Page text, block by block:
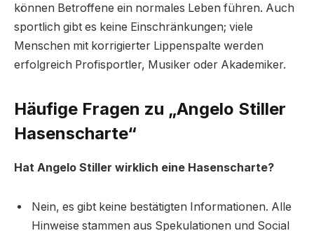
können Betroffene ein normales Leben führen. Auch
sportlich gibt es keine Einschränkungen; viele
Menschen mit korrigierter Lippenspalte werden
erfolgreich Profisportler, Musiker oder Akademiker.
Häufige Fragen zu „Angelo Stiller
Hasenscharte“
Hat Angelo Stiller wirklich eine Hasenscharte?
Nein, es gibt keine bestätigten Informationen. Alle
Hinweise stammen aus Spekulationen und Social